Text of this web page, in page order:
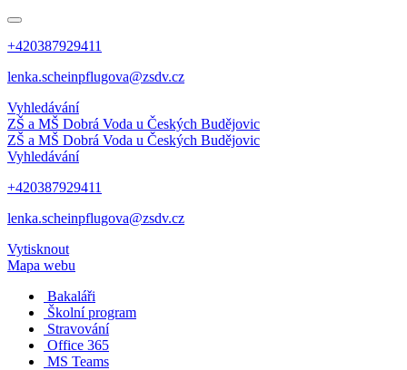
+420387929411
lenka.scheinpflugova@zsdv.cz
Vyhledávání
ZŠ a MŠ Dobrá Voda u Českých Budějovic
ZŠ a MŠ Dobrá Voda u Českých Budějovic
Vyhledávání
+420387929411
lenka.scheinpflugova@zsdv.cz
Vytisknout
Mapa webu
Bakaláři
Školní program
Stravování
Office 365
MS Teams